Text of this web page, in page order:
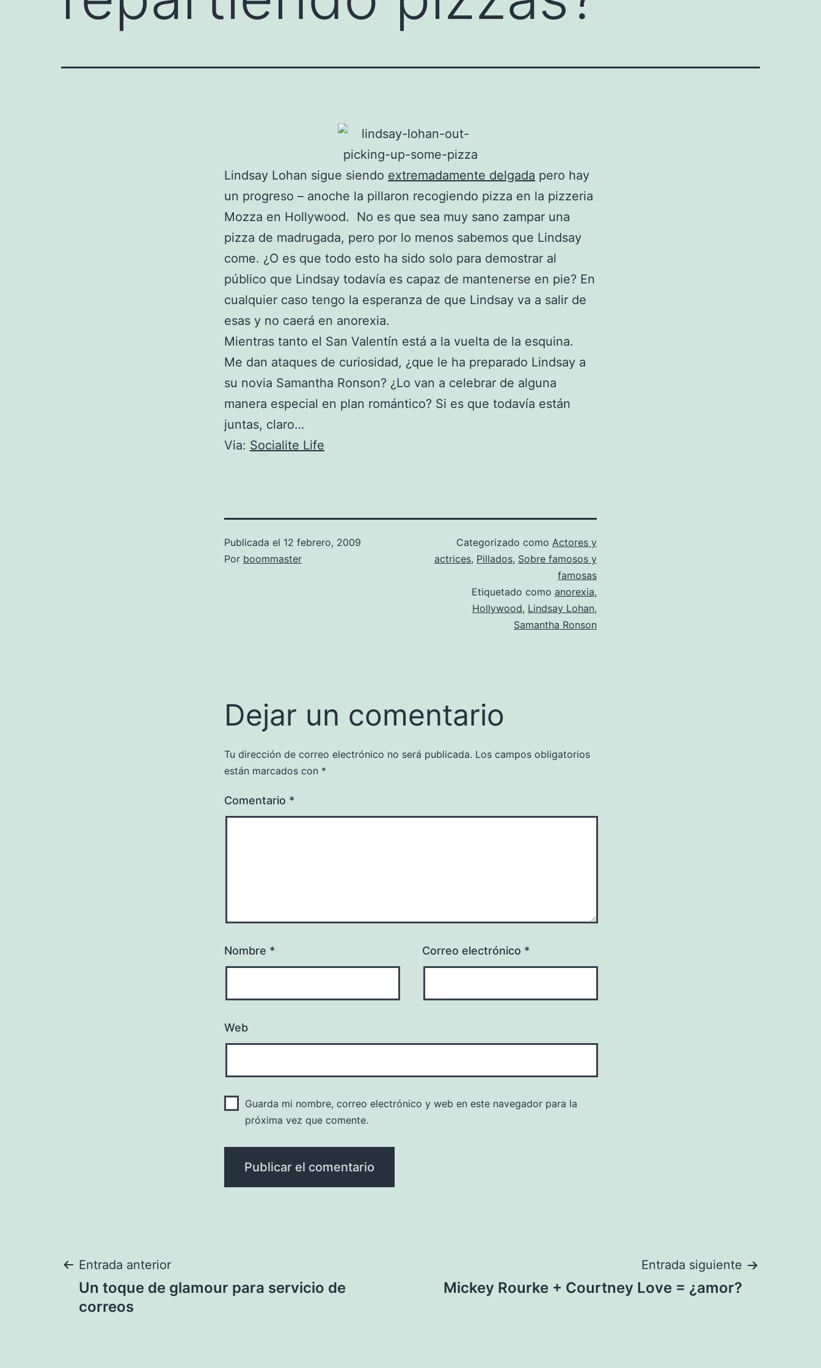
Lindsay Lohan sigue siendo extremadamente delgada pero hay
un progreso – anoche la pillaron recogiendo pizza en la pizzeria
Mozza en Hollywood. No es que sea muy sano zampar una
pizza de madrugada, pero por lo menos sabemos que Lindsay
come. ¿O es que todo esto ha sido solo para demostrar al
público que Lindsay todavía es capaz de mantenerse en pie? En
cualquier caso tengo la esperanza de que Lindsay va a salir de
esas y no caerá en anorexia.
Mientras tanto el San Valentín está a la vuelta de la esquina.
Me dan ataques de curiosidad, ¿que le ha preparado Lindsay a
su novia Samantha Ronson? ¿Lo van a celebrar de alguna
manera especial en plan romántico? Si es que todavía están
juntas, claro…
Via: Socialite Life
Publicada el 12 febrero, 2009
Por boommaster
Categorizado como Actores y
actrices, Pillados, Sobre famosos y
famosas
Etiquetado como anorexia,
Hollywood, Lindsay Lohan,
Samantha Ronson
Dejar un comentario
Tu dirección de correo electrónico no será publicada. Los campos obligatorios
están marcados con *
Comentario *
Nombre * Correo electrónico *
Web
Guarda mi nombre, correo electrónico y web en este navegador para la
próxima vez que comente.
Navegación
de
Entrada anterior
Un toque de glamour para servicio de
correos
Entrada siguiente
Mickey Rourke + Courtney Love = ¿amor?